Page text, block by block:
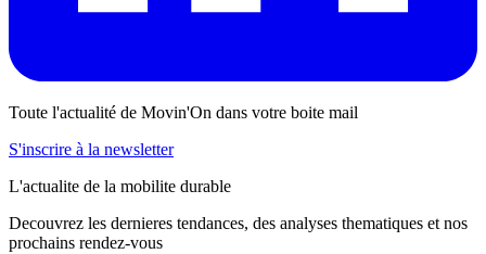
Toute l'actualité de Movin'On dans votre boite mail
S'inscrire à la newsletter
L'actualite de la mobilite durable
Decouvrez les dernieres tendances, des analyses thematiques et nos
prochains rendez-vous